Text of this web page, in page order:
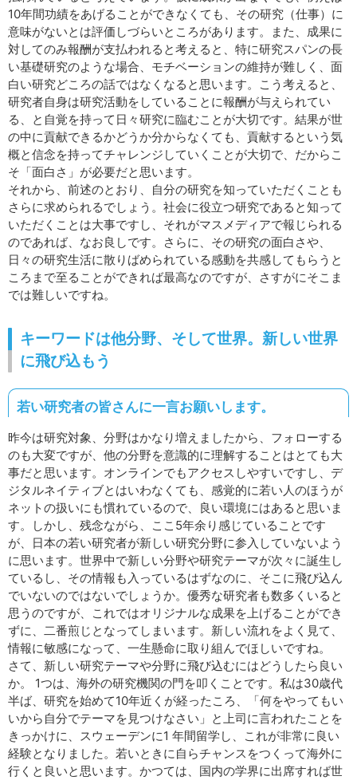
10年間功績をあげることができなくても、その研究（仕事）に
意味がないとは評価しづらいところがあります。また、成果に
対してのみ報酬が支払われると考えると、特に研究スパンの長
い基礎研究のような場合、モチベーションの維持が難しく、面
白い研究どころの話ではなくなると思います。こう考えると、
研究者自身は研究活動をしていることに報酬が与えられてい
る、と自覚を持って日々研究に臨むことが大切です。結果が世
の中に貢献できるかどうか分からなくても、貢献するという気
概と信念を持ってチャレンジしていくことが大切で、だからこ
そ「面白さ」が必要だと思います。
それから、前述のとおり、自分の研究を知っていただくことも
さらに求められるでしょう。社会に役立つ研究であると知って
いただくことは大事ですし、それがマスメディアで報じられる
のであれば、なお良しです。さらに、その研究の面白さや、
日々の研究生活に散りばめられている感動を共感してもらうと
ころまで至ることができれば最高なのですが、さすがにそこま
では難しいですね。
キーワードは他分野、そして世界。新しい世界
に飛び込もう
若い研究者の皆さんに一言お願いします。
昨今は研究対象、分野はかなり増えましたから、フォローする
のも大変ですが、他の分野を意識的に理解することはとても大
事だと思います。オンラインでもアクセスしやすいですし、デ
ジタルネイティブとはいわなくても、感覚的に若い人のほうが
ネットの扱いにも慣れているので、良い環境にはあると思いま
す。しかし、残念ながら、ここ5年余り感じていることです
が、日本の若い研究者が新しい研究分野に参入していないよう
に思います。世界中で新しい分野や研究テーマが次々に誕生し
ているし、その情報も入っているはずなのに、そこに飛び込ん
でいないのではないでしょうか。優秀な研究者も数多くいると
思うのですが、これではオリジナルな成果を上げることができ
ずに、二番煎じとなってしまいます。新しい流れをよく見て、
情報に敏感になって、一生懸命に取り組んでほしいですね。
さて、新しい研究テーマや分野に飛び込むにはどうしたら良い
か。 1つは、海外の研究機関の門を叩くことです。私は30歳代
半ば、研究を始めて10年近くが経ったころ、「何をやってもい
いから自分でテーマを見つけなさい」と上司に言われたことを
きっかけに、スウェーデンに1 年間留学し、これが非常に良い
経験となりました。若いときに自らチャンスをつくって海外に
行くと良いと思います。かつては、国内の学界に出席すれば世